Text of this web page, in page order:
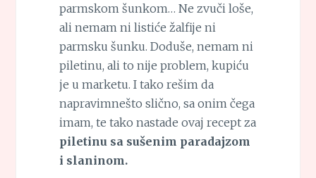
parmskom šunkom… Ne zvuči loše,
ali nemam ni listiće žalfije ni
parmsku šunku. Doduše, nemam ni
piletinu, ali to nije problem, kupiću
je u marketu. I tako rešim da
napravimnešto slično, sa onim čega
imam, te tako nastade ovaj recept za
piletinu sa sušenim paradajzom
i slaninom.